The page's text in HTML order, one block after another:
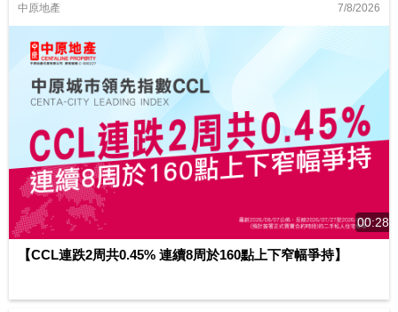
中原地產 7/8/2026
00:28
【CCL連跌2周共0.45% 連續8周於160點上下窄幅爭持】